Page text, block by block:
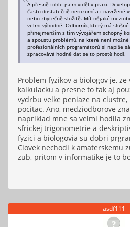
A přesně tohle jsem viděl v praxi.
často dostatečně nerozumí a i navržené
nebo zbytečně složitě. Mít nějaké
velmi výhodné. Odborník, který má
přinejmenším s tím vývojářem schopný
a spoustu problémů, na které není
profesionálních programátorů si napíše
zpracovává hodně dat se to prostě hodí.
Problem fyzikov a biologov je,
kalkulacku a presne to tak aj
vydrbu velke peniaze na
pocitac. Ano, medziodborove
napriklad mne sa velmi hodila
sfrickej trigonometrie a
fyzici a biologovia su dobri
Clovek nechodi k amaterskemu
zub, pritom v informatike je to
asdf111